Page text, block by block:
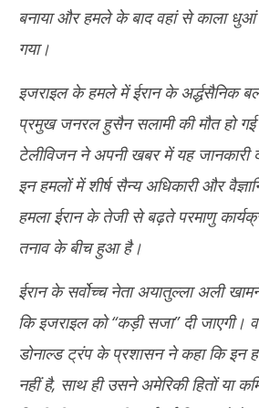
इजराइल ने ईरान के परमाणु ठिकानों पर किया हमला,
आवाजें
June
2025
बनाया और हमले के बाद वहां से काला धुआं
गया।
इजराइल के हमले में ईरान के अर्द्धसैनिक बल
प्रमुख जनरल हुसैन सलामी की मौत हो
टेलीविजन ने अपनी खबर में यह जानकारी
इन हमलों में शीर्ष सैन्य अधिकारी और
हमला ईरान के तेजी से बढ़ते परमाणु
तनाव के बीच हुआ है।
ईरान के सर्वोच्च नेता अयातुल्ला अली
कि इजराइल को “कड़ी सजा” दी जाएगी।
डोनाल्ड ट्रंप के प्रशासन ने कहा कि इन
नहीं है, साथ ही उसने अमेरिकी हितों या